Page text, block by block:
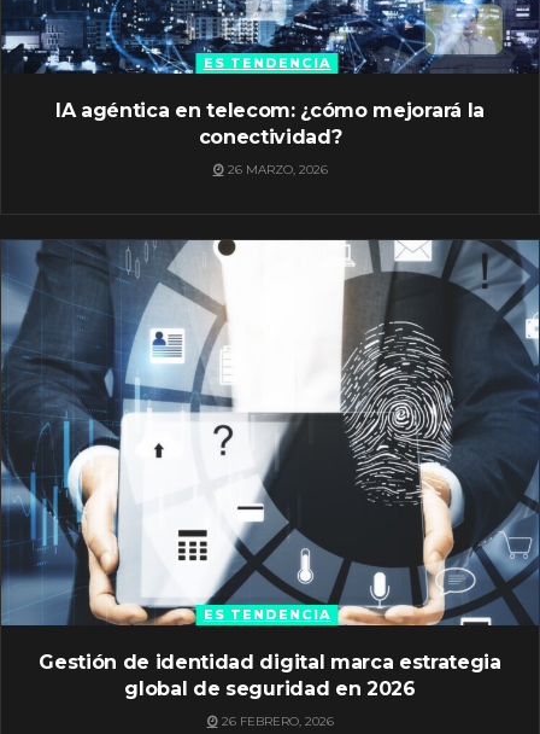
ES TENDENCIA
IA agéntica en telecom: ¿cómo mejorará la
conectividad?
26 MARZO, 2026
ES TENDENCIA
Gestión de identidad digital marca estrategia
global de seguridad en 2026
26 FEBRERO, 2026